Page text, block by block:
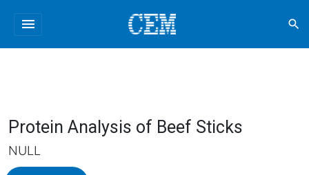
menu search
Protein Analysis of Beef Sticks
NULL